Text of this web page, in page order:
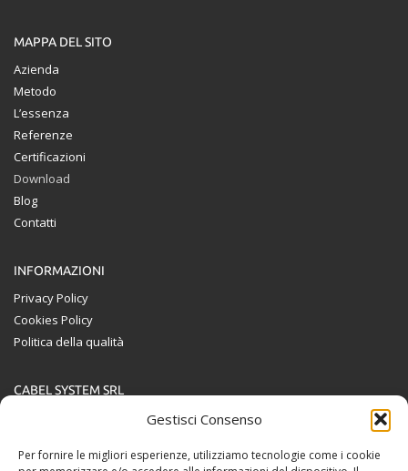
Gestisci Consenso
Per fornire le migliori esperienze, utilizziamo tecnologie come i cookie
MAPPA DEL SITO
Azienda
Metodo
L’essenza
Referenze
Certificazioni
Download
Blog
Contatti
INFORMAZIONI
Privacy Policy
Cookies Policy
Politica della qualità
CABEL SYSTEM SRL
Via Guglielmo Marconi, 2